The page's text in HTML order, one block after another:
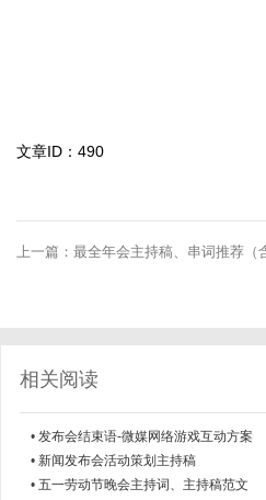
文章ID：490
上一篇： 最全年会主持稿、串词推荐（含开
相关阅读
• 发布会结束语-微媒网络游戏互动方案
• 新闻发布会活动策划主持稿
• 五一劳动节晚会主持词、主持稿范文